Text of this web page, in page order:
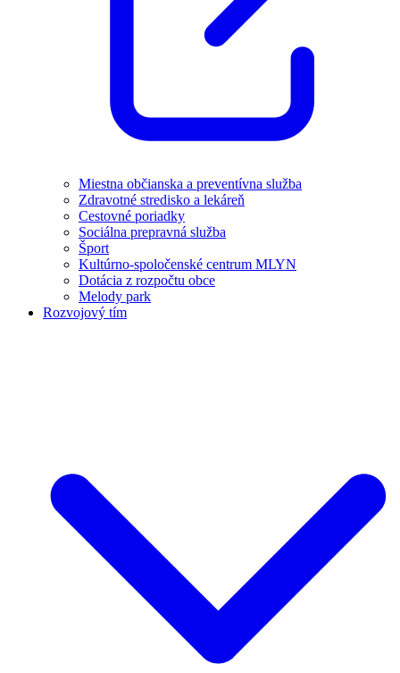
Miestna občianska a preventívna služba
Zdravotné stredisko a lekáreň
Cestovné poriadky
Sociálna prepravná služba
Šport
Kultúrno-spoločenské centrum MLYN
Dotácia z rozpočtu obce
Melody park
Rozvojový tím